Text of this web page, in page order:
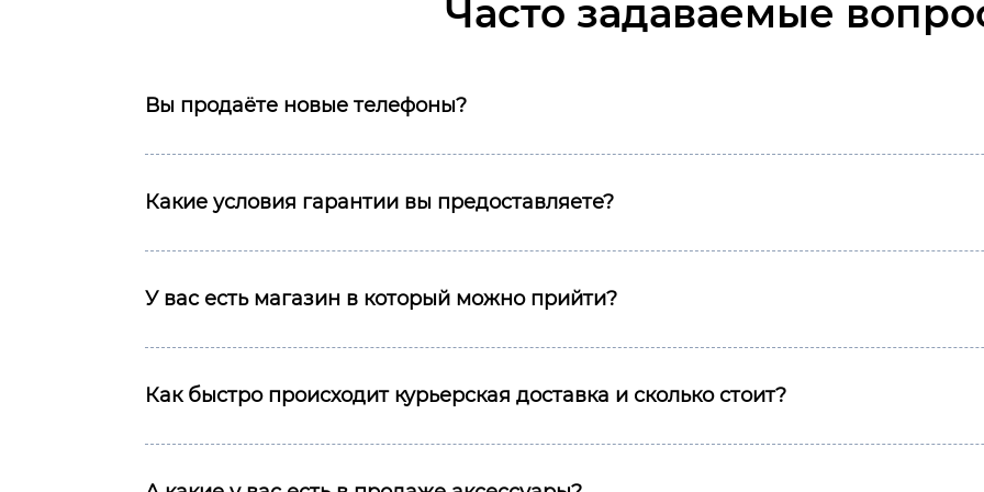
Часто задаваемые
Вы продаёте новые телефоны?
Какие условия гарантии вы предоставляете?
У вас есть магазин в который можно прийти?
Как быстро происходит курьерская доставка и сколько стоит?